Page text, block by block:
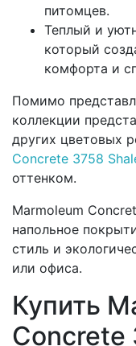
питомцев.
Теплый и
который
комфорта и
Помимо
коллекции
других цветовых
Concrete 3758
оттенком.
Marmoleum
напольное
стиль и
или офиса.
Купить
Concrete